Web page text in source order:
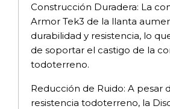
Construcción Duradera: La
Armor Tek3 de la llanta
durabilidad y resistencia, lo
de soportar el castigo de la
todoterreno.
Reducción de Ruido: A pesar
resistencia todoterreno, la